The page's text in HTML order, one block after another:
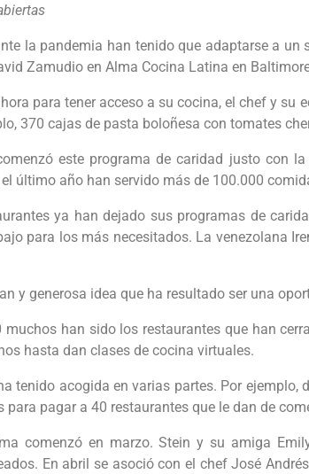
la pandemia han tenido que adaptarse a
Zamudio en Alma Cocina Latina en
para tener acceso a su cocina, el chef y
370 cajas de pasta boloñesa con tomates
este programa de caridad justo con
último año han servido más de 100.000
ya han dejado sus programas de
para los más necesitados. La venezolana
y generosa idea que ha resultado ser una
muchos han sido los restaurantes que han
hasta dan clases de cocina virtuales.
tenido acogida en varias partes. Por
para pagar a 40 restaurantes que le dan de
comenzó en marzo. Stein y su amiga
En abril se asoció con el chef José